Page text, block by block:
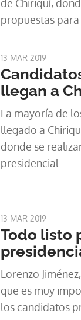
de Chiriquí,
propuestas
productores que
dicho que todo
13 MAR 2019
llegan a
La mayoría de
llegado a
donde se
presidencial.
13 MAR 2019
Todo listo
Lorenzo
que es muy
los candidatos